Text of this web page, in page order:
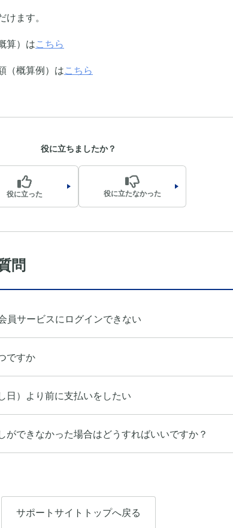
ます。
算）はこちら
（概算例）はこちら
役に立ちましたか？
役に立った 役に立たなかった
問
員サービスにログインできない
ですか
日）より前に支払いをしたい
ができなかった場合はどうすればいいですか？
サポートサイトトップへ戻る